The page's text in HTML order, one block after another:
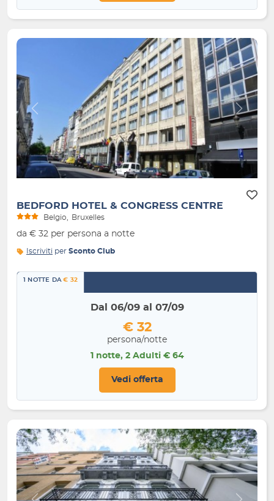
Indietro Avanti
BEDFORD HOTEL & CONGRESS CENTRE
Belgio Bruxelles
da € 32 per persona a notte
Iscriviti per Sconto Club
1 NOTTE DA€ 32
Dal 06/09 al 07/09
€ 32
persona/notte
1 notte, 2 Adulti € 64
Vedi offerta